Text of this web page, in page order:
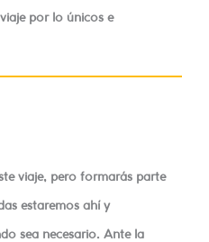
por lo únicos e
viaje, pero formarás parte
estaremos ahí y
sea necesario. Ante la